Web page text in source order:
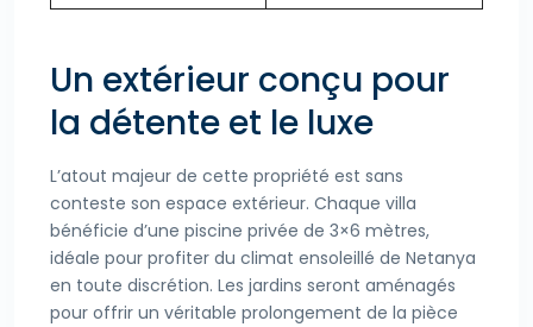
Un extérieur conçu pour
la détente et le luxe
L’atout majeur de cette propriété est sans
conteste son espace extérieur. Chaque villa
bénéficie d’une piscine privée de 3×6 mètres,
idéale pour profiter du climat ensoleillé de Netanya
en toute discrétion. Les jardins seront aménagés
pour offrir un véritable prolongement de la pièce